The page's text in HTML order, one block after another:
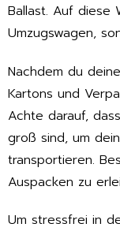
Ballast. Auf diese
Umzugswagen,
Nachdem du
Kartons und
Achte darauf,
groß sind, um
transportieren.
Auspacken zu
Um stressfrei in